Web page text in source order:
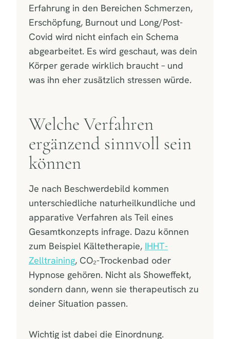
Erfahrung in den Bereichen Schmerzen,
Erschöpfung, Burnout und Long/Post-
Covid wird nicht einfach ein Schema
abgearbeitet. Es wird geschaut, was dein
Körper gerade wirklich braucht – und
was ihn eher zusätzlich stressen würde.
Welche Verfahren
ergänzend sinnvoll sein
können
Je nach Beschwerdebild kommen
unterschiedliche naturheilkundliche und
apparative Verfahren als Teil eines
Gesamtkonzepts infrage. Dazu können
zum Beispiel Kältetherapie, IHHT-
Zelltraining, CO₂-Trockenbad oder
Hypnose gehören. Nicht als Showeffekt,
sondern dann, wenn sie therapeutisch zu
deiner Situation passen.
Wichtig ist dabei die Einordnung.